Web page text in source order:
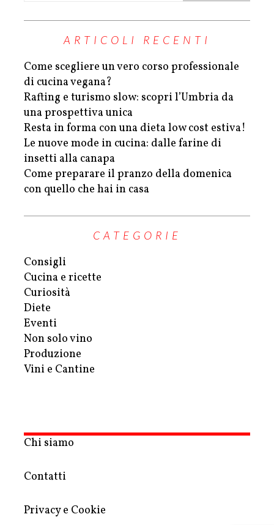
ARTICOLI RECENTI
Come scegliere un vero corso professionale
di cucina vegana?
Rafting e turismo slow: scopri l’Umbria da
una prospettiva unica
Resta in forma con una dieta low cost estiva!
Le nuove mode in cucina: dalle farine di
insetti alla canapa
Come preparare il pranzo della domenica
con quello che hai in casa
CATEGORIE
Consigli
Cucina e ricette
Curiosità
Diete
Eventi
Non solo vino
Produzione
Vini e Cantine
Chi siamo
Contatti
Privacy e Cookie